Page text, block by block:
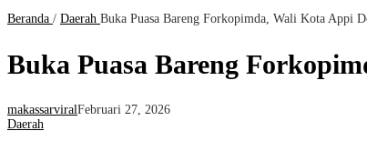
Beranda / Daerah Buka Puasa Bareng Forkopimda, Wali Kota Appi
Buka Puasa Bareng
makassarviralFebruari 27, 2026
Daerah